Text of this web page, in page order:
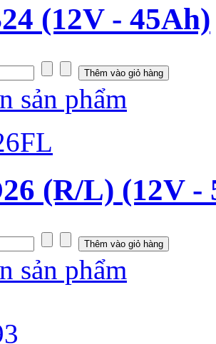
(12V - 45Ah)
sản phẩm
(R/L) (12V -
sản phẩm